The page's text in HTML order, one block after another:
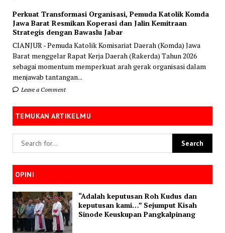
Perkuat Transformasi Organisasi, Pemuda Katolik Komda
Jawa Barat Resmikan Koperasi dan Jalin Kemitraan
Strategis dengan Bawaslu Jabar
CIANJUR - Pemuda Katolik Komisariat Daerah (Komda) Jawa
Barat menggelar Rapat Kerja Daerah (Rakerda) Tahun 2026
sebagai momentum memperkuat arah gerak organisasi dalam
menjawab tantangan...
Leave a Comment
TEMUKAN ARTIKELMU
OPINI
“Adalah keputusan Roh Kudus dan
keputusan kami…” Sejumput Kisah
Sinode Keuskupan Pangkalpinang